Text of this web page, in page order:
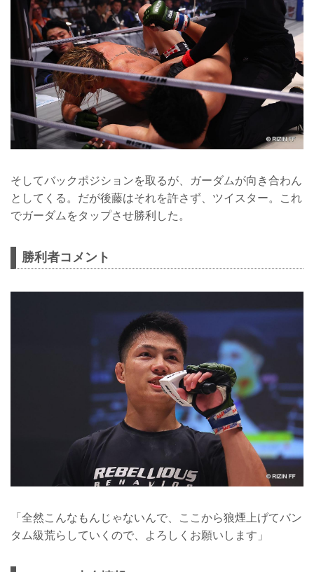
そしてバックポジションを取るが、ガーダムが向き合わん
としてくる。だが後藤はそれを許さず、ツイスター。これ
でガーダムをタップさせ勝利した。
勝利者コメント
「全然こんなもんじゃないんで、ここから狼煙上げてバン
タム級荒らしていくので、よろしくお願いします」